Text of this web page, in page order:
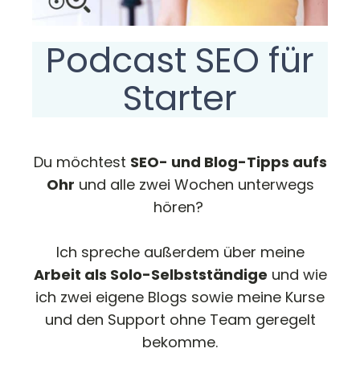
Podcast SEO für
Starter
Du möchtest SEO- und Blog-Tipps aufs
Ohr und alle zwei Wochen unterwegs
hören?
Ich spreche außerdem über meine
Arbeit als Solo-Selbstständige und wie
ich zwei eigene Blogs sowie meine Kurse
und den Support ohne Team geregelt
bekomme.